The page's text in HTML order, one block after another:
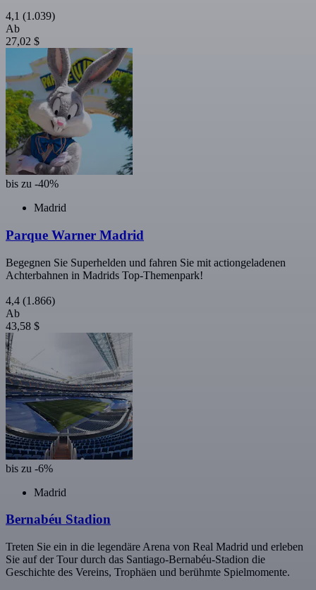
4,1 (1.039)
Ab
27,02 $
bis zu -40%
Madrid
Parque Warner Madrid
Begegnen Sie Superhelden und fahren Sie mit actiongeladenen
Achterbahnen in Madrids Top-Themenpark!
4,4 (1.866)
Ab
43,58 $
bis zu -6%
Madrid
Bernabéu Stadion
Treten Sie ein in die legendäre Arena von Real Madrid und erleben
Sie auf der Tour durch das Santiago-Bernabéu-Stadion die
Geschichte des Vereins, Trophäen und berühmte Spielmomente.